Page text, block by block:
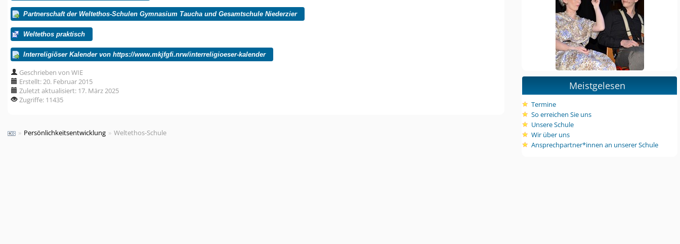
Partnerschaft der Weltethos-Schulen Gymnasium Taucha und Gesamtschule Niederzier
Weltethos praktisch
Interreligiöser Kalender von https://www.mkjfgfi.nrw/interreligioeser-kalender
Geschrieben von WIE
Erstellt: 20. Februar 2015
Zuletzt aktualisiert: 17. März 2025
Zugriffe: 11435
» Persönlichkeitsentwicklung » Weltethos-Schule
Meistgelesen
Termine
So erreichen Sie uns
Unsere Schule
Wir über uns
Ansprechpartner*innen an unserer Schule